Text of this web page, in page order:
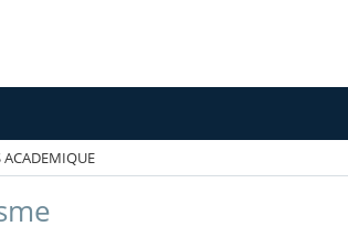
ACADEMIQUE